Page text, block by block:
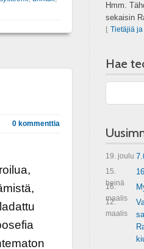
0 kommenttia
Hmm.
sekaisin
Tietäjiä
Hae
19. joulu
15.
heinä
16.
maalis
12.
maalis